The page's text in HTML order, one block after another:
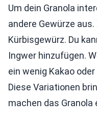
Um dein Granola
andere Gewürze
Kürbisgewürz. Du
Ingwer hinzufügen.
ein wenig Kakao
Diese Variationen
machen das Granola